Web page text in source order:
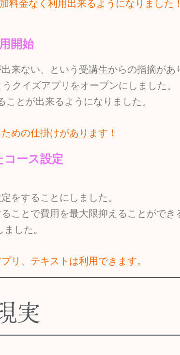
金なく利用出来るようになりました！
開始
来ない、という受講生からの指摘があ
クイズアプリをオープンにしました。
とが出来るようになりました。
めの仕掛けがあります！
コース設定
をすることにしました。
ことで費用を最大限抑えることができ
した。
リ、テキストは利用できます。
実